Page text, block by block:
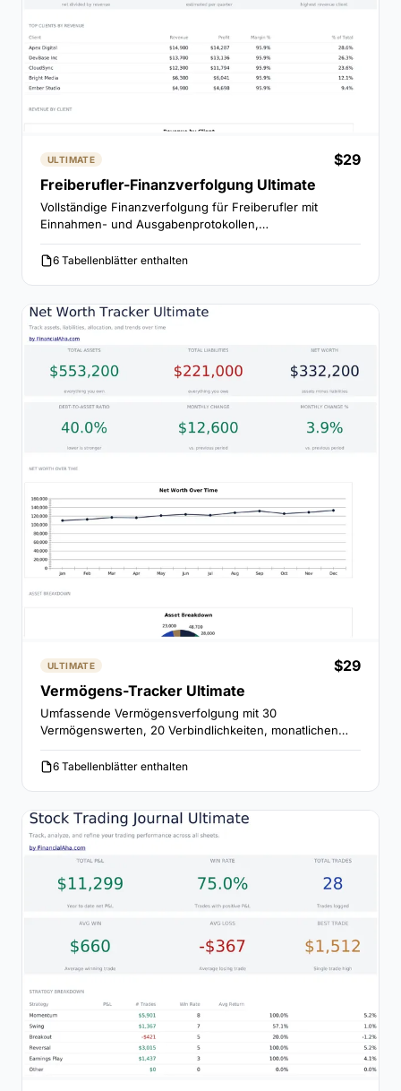
ULTIMATE
$29
Freiberufler-Finanzverfolgung Ultimate
Vollständige Finanzverfolgung für Freiberufler mit
Einnahmen- und Ausgabenprotokollen,
Kundenprofitabilitätsanalyse, vierteljährlichen
Steuervorauszahlungen und jährlicher Gewinn-und-
6 Tabellenblätter enthalten
ULTIMATE
$29
Vermögens-Tracker Ultimate
Umfassende Vermögensverfolgung mit 30
Vermögenswerten, 20 Verbindlichkeiten, monatlichen
Momentaufnahmen, Vermögensallokationszielen und
Jahresvergleich des Wachstums.
6 Tabellenblätter enthalten